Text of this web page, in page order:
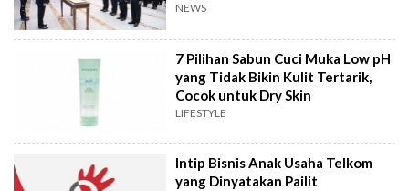
NEWS
7 Pilihan Sabun Cuci Muka Low pH
yang Tidak Bikin Kulit Tertarik,
Cocok untuk Dry Skin
LIFESTYLE
Intip Bisnis Anak Usaha Telkom
yang Dinyatakan Pailit